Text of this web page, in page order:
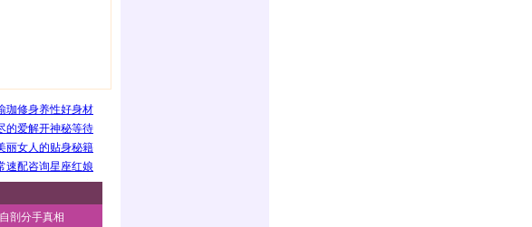
剖分手真相